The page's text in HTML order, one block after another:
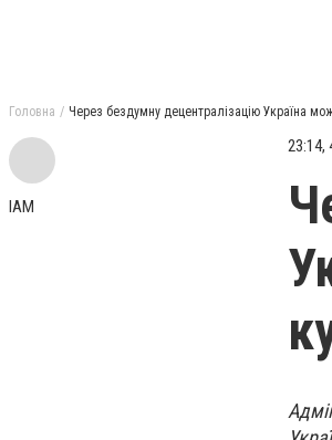
Головна Через бездумну децентралізацію Україна
IAM
23:14,